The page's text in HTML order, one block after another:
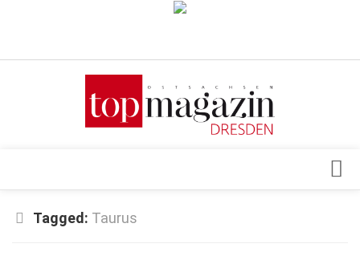
Verkaufsstellen
Top Gesundheitsforum Dresden / Ostsachsen
Tagged: Taurus